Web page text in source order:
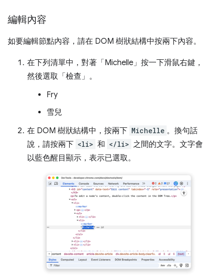
編輯內容
如要編輯節點內容，請在 DOM 樹狀結構中按兩下內容。
在下列清單中，對著「Michelle」 按一下滑鼠右鍵，
然後選取「檢查」 。
Fry
雪兒
在 DOM 樹狀結構中，按兩下 Michelle 。換句話
說，請按兩下 <li> 和 </li> 之間的文字。文字會
以藍色醒目顯示，表示已選取。